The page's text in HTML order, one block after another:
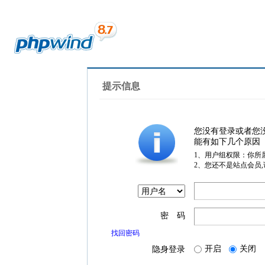
提示信息
您没有登录或者您
能有如下几个原因
1、用户组权限：你所
2、您还不是站点会员
密 码
找回密码
隐身登录 开启 关闭